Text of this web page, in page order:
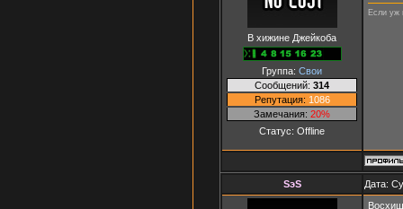
В хижине Джейкоба
Группа: Свои
Сообщений: 314
Репутация: 1086
Замечания: 20%
Статус: Offline
Если уж
SэS Дата: